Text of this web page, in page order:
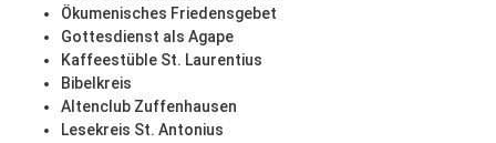
Ökumenisches Friedensgebet
Gottesdienst als Agape
Kaffeestüble St. Laurentius
Bibelkreis
Altenclub Zuffenhausen
Lesekreis St. Antonius